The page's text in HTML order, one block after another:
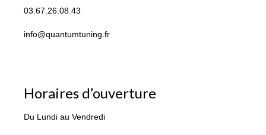
03.67.26.08.43
info@quantumtuning.fr
Horaires d’ouverture
Du Lundi au Vendredi